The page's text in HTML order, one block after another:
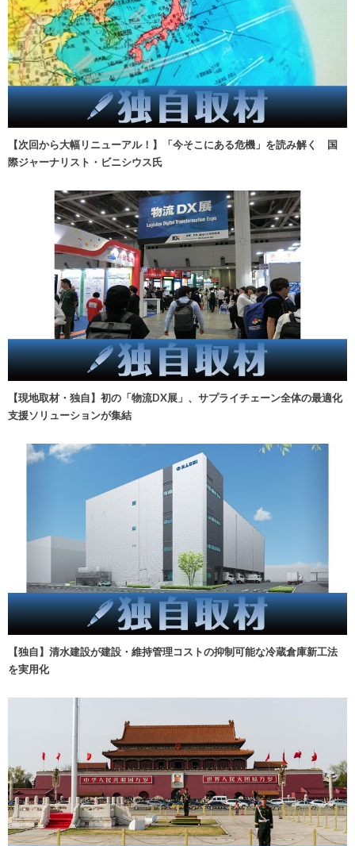
【次回から大幅リニューアル！】「今そこにある危機」を読み解く 国
際ジャーナリスト・ビニシウス氏
【現地取材・独自】初の「物流DX展」、サプライチェーン全体の最適化
支援ソリューションが集結
【独自】清水建設が建設・維持管理コストの抑制可能な冷蔵倉庫新工法
を実用化